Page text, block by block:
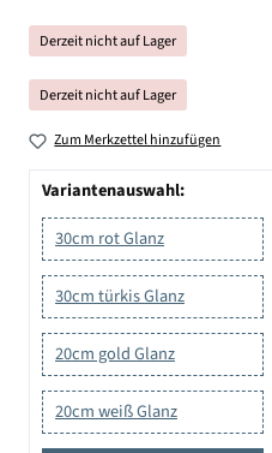
Derzeit nicht auf Lager
Derzeit nicht auf Lager
Zum Merkzettel hinzufügen
Variantenauswahl:
30cm rot Glanz
30cm türkis Glanz
20cm gold Glanz
20cm weiß Glanz